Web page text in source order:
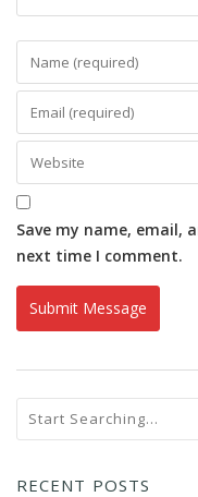
Save my name, email,
next time I comment.
RECENT POSTS